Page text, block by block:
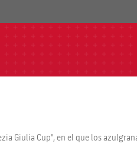
Giulia Cup", en el que los